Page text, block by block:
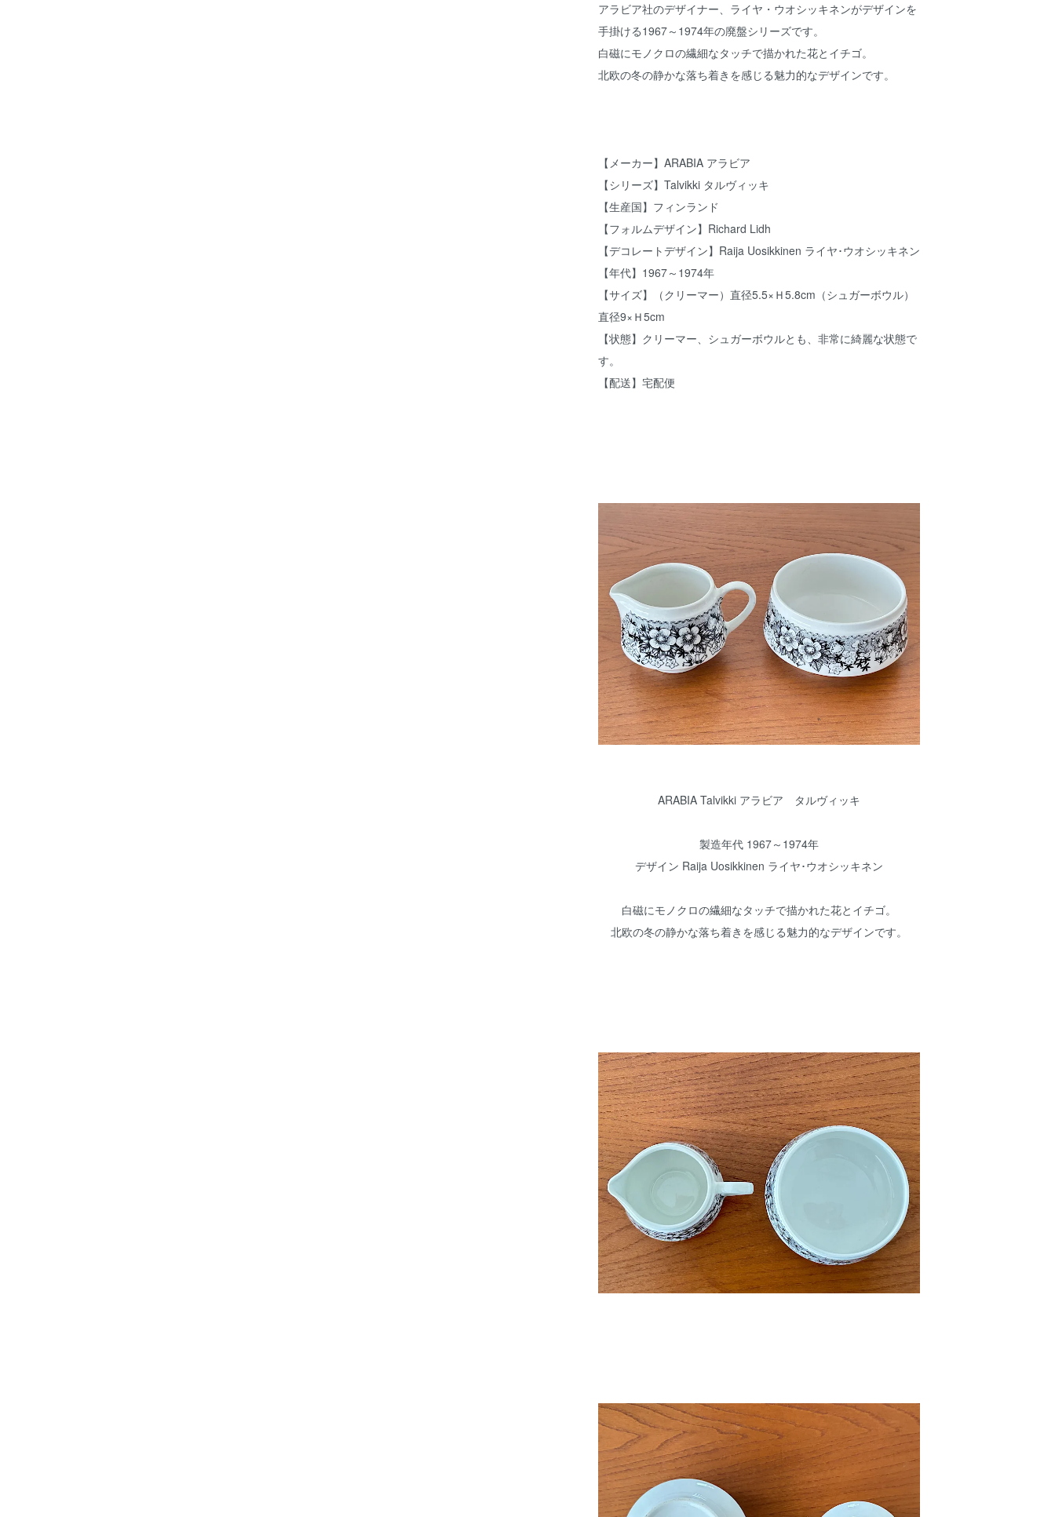
アラビア社のデザイナー、ライヤ・ウオシッキネンがデザインを
手掛ける1967～1974年の廃盤シリーズです。
白磁にモノクロの繊細なタッチで描かれた花とイチゴ。
北欧の冬の静かな落ち着きを感じる魅力的なデザインです。
【メーカー】ARABIA アラビア
【シリーズ】Talvikki タルヴィッキ
【生産国】フィンランド
【フォルムデザイン】Richard Lidh
【デコレートデザイン】Raija Uosikkinen ライヤ･ウオシッキネン
【年代】1967～1974年
【サイズ】（クリーマー）直径5.5×Ｈ5.8cm（シュガーボウル）
直径9×Ｈ5cm
【状態】クリーマー、シュガーボウルとも、非常に綺麗な状態で
す。
【配送】宅配便
ARABIA Talvikki アラビア タルヴィッキ
製造年代 1967～1974年
デザイン Raija Uosikkinen ライヤ･ウオシッキネン
白磁にモノクロの繊細なタッチで描かれた花とイチゴ。
北欧の冬の静かな落ち着きを感じる魅力的なデザインです。